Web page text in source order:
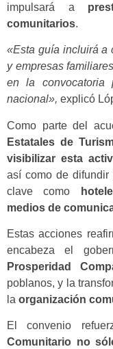
impulsará a
comunitarios.
«Esta guía incluirá a
y empresas
en la convocatoria
nacional», explicó
Como parte del
Estatales de
visibilizar esta
así como de
clave como
medios de
Estas acciones
encabeza el
Prosperidad
poblanos, y la
la organización
El convenio
Comunitario no